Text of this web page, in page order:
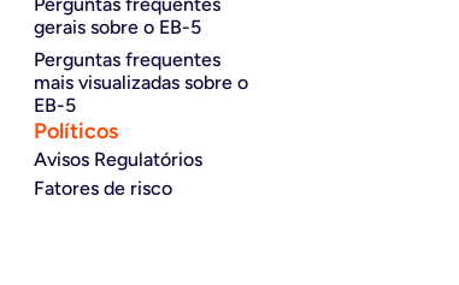
Perguntas frequentes
gerais sobre o EB-5
Perguntas frequentes
mais visualizadas sobre o
EB-5
Políticos
Avisos Regulatórios
Fatores de risco